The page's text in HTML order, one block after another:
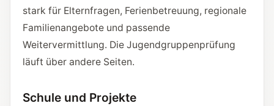
stark für Elternfragen, Ferienbetreuung, regionale
Familienangebote und passende
Weitervermittlung. Die Jugendgruppenprüfung
läuft über andere Seiten.
Schule und Projekte